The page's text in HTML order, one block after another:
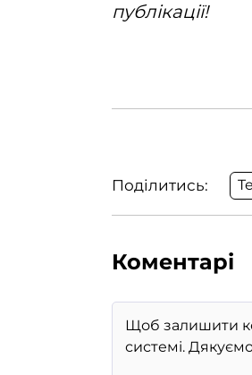
публікації!
Поділитись:
Коментарі